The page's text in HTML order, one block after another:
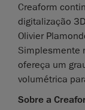
Creaform
digitalização
Olivier
Simplesmente
ofereça um
volumétrica
Sobre a